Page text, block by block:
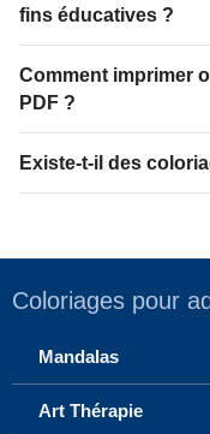
fins éducatives ?
Comment imprimer
PDF ?
Existe-t-il des
Coloriages pour
Mandalas
Art Thérapie